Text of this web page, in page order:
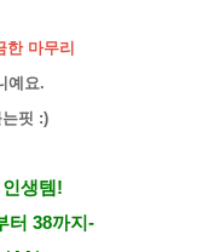
마무리
예요.
핏 :)
생템!
터 38까지-